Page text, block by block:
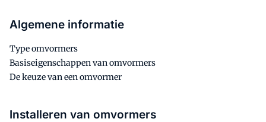
Algemene informatie
Type omvormers
Basiseigenschappen van omvormers
De keuze van een omvormer
Installeren van omvormers